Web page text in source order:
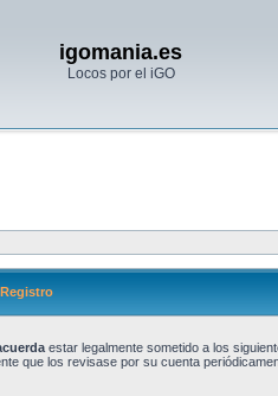
igomania.es
Locos por el iGO
estar legalmente sometido a los
que los revisase por su cuenta